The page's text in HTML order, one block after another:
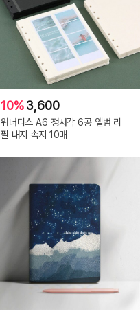
10%3,600
워너디스 A6 정사각 6공 앨범 리
필 내지 속지 10매